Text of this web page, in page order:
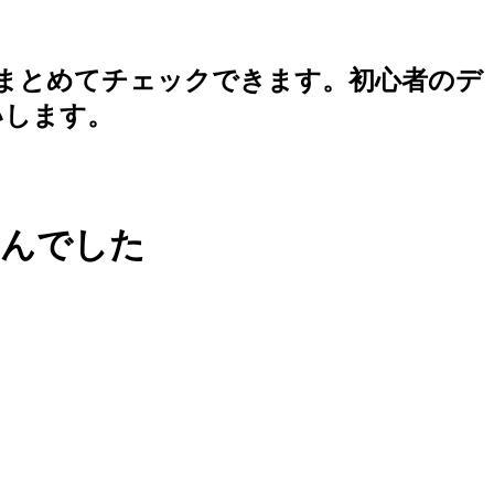
とめてチェックできます。初心者のデ
ます。
でした